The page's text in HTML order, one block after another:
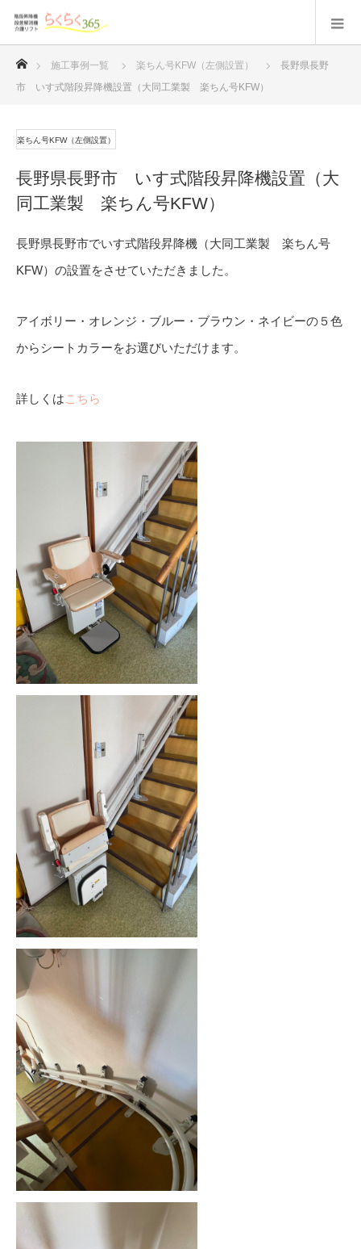
ホーム
施工事例一覧 楽ちん号KFW（左側設置）
長野県長野
市 いす式階段昇降機設置（大同工業製 楽ちん号KFW）
楽ちん号KFW（左側設置）
長野県長野市 いす式階段昇降機設置（大
同工業製 楽ちん号KFW）
長野県長野市でいす式階段昇降機（大同工業製 楽ちん号
KFW）の設置をさせていただきました。
アイボリー・オレンジ・ブルー・ブラウン・ネイビーの５色
からシートカラーをお選びいただけます。
詳しくはこちら